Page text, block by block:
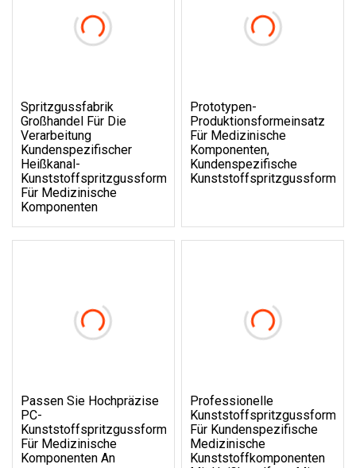
Spritzgussfabrik
Großhandel Für Die
Verarbeitung
Kundenspezifischer
Heißkanal-
Kunststoffspritzgussformen
Für Medizinische
Komponenten
Prototypen-
Produktionsformeinsatz
Für Medizinische
Komponenten,
Kundenspezifische
Kunststoffspritzgussform
Passen Sie Hochpräzise
PC-
Kunststoffspritzgussformen
Für Medizinische
Komponenten An
Professionelle
Kunststoffspritzgussform
Für Kundenspezifische
Medizinische
Kunststoffkomponenten